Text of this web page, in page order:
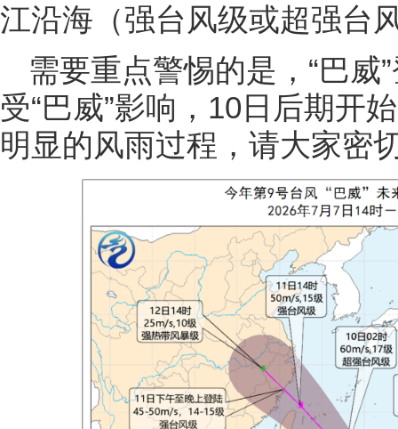
江沿海（强台风级或超强台
需要重点警惕的是，“巴威
受“巴威”影响，10日后期开
明显的风雨过程，请大家密